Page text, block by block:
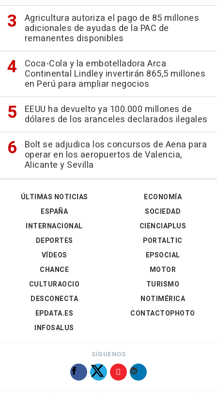
Agricultura autoriza el pago de 85 millones
adicionales de ayudas de la PAC de
remanentes disponibles
Coca-Cola y la embotelladora Arca
Continental Lindley invertirán 865,5 millones
en Perú para ampliar negocios
EEUU ha devuelto ya 100.000 millones de
dólares de los aranceles declarados ilegales
Bolt se adjudica los concursos de Aena para
operar en los aeropuertos de Valencia,
Alicante y Sevilla
ÚLTIMAS NOTICIAS
ESPAÑA
INTERNACIONAL
DEPORTES
VÍDEOS
ECONOMÍA
SOCIEDAD
CIENCIAPLUS
PORTALTIC
EPSOCIAL
CHANCE
CULTURAOCIO
DESCONECTA
EPDATA.ES
INFOSALUS
MOTOR
TURISMO
NOTIMÉRICA
CONTACTOPHOTO
SÍGUENOS